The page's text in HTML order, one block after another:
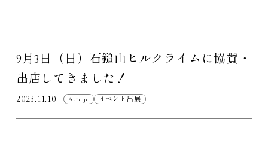
9月3日（日）石鎚山ヒルクライムに協賛・
出店してきました！
2023.11.10 Actcyc イベント出展